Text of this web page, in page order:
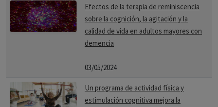
Efectos de la terapia de reminiscencia
sobre la cognición, la agitación y la
calidad de vida en adultos mayores con
demencia
03/05/2024
Un programa de actividad física y
estimulación cognitiva mejora la